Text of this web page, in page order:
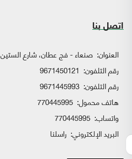
اتصل بنا
العنوان: صنعاء - فج عطان، شارع الستين
رقم التلفون: 9671450121
رقم التلفون: 9671445993
هاتف محمول: 770445995
واتساب:
البريد الإلكتروني: راسلنا